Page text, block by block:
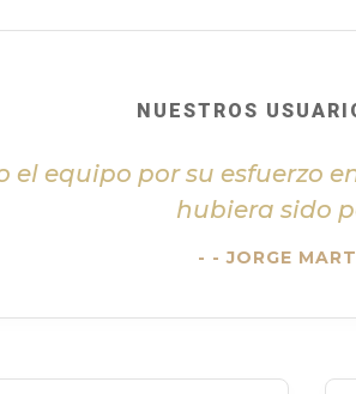
NUESTROS
el equipo por su esfuerzo
hubiera sido
- JORGE